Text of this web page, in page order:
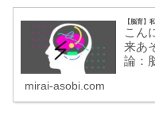
【脳育】
こん
来あ
論：
も
と思
mirai-asobi.com